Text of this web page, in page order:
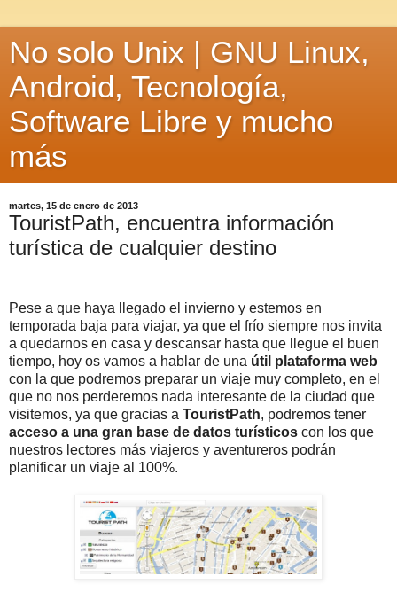
No solo Unix | GNU Linux,
Android, Tecnología,
Software Libre y mucho
más
martes, 15 de enero de 2013
TouristPath, encuentra información
turística de cualquier destino
Pese a que haya llegado el invierno y estemos en
temporada baja para viajar, ya que el frío siempre nos invita
a quedarnos en casa y descansar hasta que llegue el buen
tiempo, hoy os vamos a hablar de una útil plataforma web
con la que podremos preparar un viaje muy completo, en el
que no nos perderemos nada interesante de la ciudad que
visitemos, ya que gracias a TouristPath, podremos tener
acceso a una gran base de datos turísticos con los que
nuestros lectores más viajeros y aventureros podrán
planificar un viaje al 100%.